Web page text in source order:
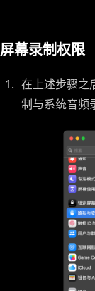
屏幕录制权限
在上述步骤之
制与系统音频